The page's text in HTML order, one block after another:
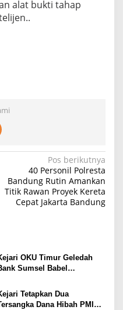
alat bukti tahap
Pos berikutnya
40 Personil Polresta
Bandung Rutin Amankan
Titik Rawan Proyek Kereta
Cepat Jakarta Bandung
OKU Timur Geledah
Sumsel Babel
FLPP Diamankan
Tetapkan Dua
Dana Hibah PMI